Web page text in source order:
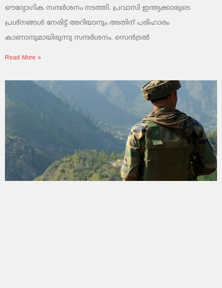
ഔദ്യോഗിക സന്ദർശനം നടത്തി. പ്രവാസി ഇന്ത്യക്കാരുടെ
പ്രശ്നങ്ങൾ നേരിട്ട് അറിയാനും അതിന് പരിഹാരം
കാണാനുമായിരുന്നു സന്ദർശനം. സെൻട്രൽ
Read More »